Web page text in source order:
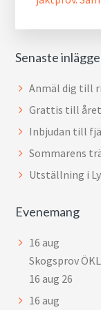
Senaste
Anmäl dig till
Grattis till
Inbjudan till
Sommarens
Utställning i
Evenemang
16 aug
Skogsprov
16 aug 26
16 aug